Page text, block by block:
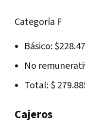
Categoría F
Básico:
No
Total: $
Cajeros